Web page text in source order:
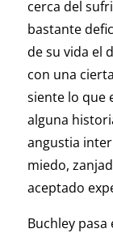
cerca del
bastante
de su vida el
con una
siente lo que
alguna
angustia
miedo,
aceptado
Buchley